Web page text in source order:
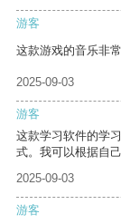
游客
这款游戏的音乐非
2025-09-03
游客
这款学习软件的学
式。我可以根据自
2025-09-03
游客